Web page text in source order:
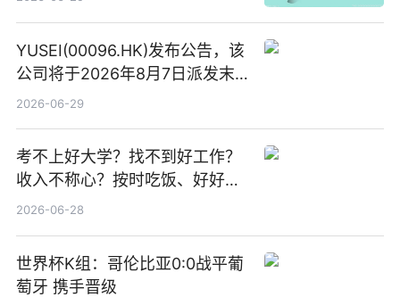
YUSEI(00096.HK)发布公告，该
公司将于2026年8月7日派发末
期股息每股人民币0.013元 每日
2026-06-29
考不上好大学？找不到好工作？
收入不称心？按时吃饭、好好睡
觉
2026-06-28
世界杯K组：哥伦比亚0:0战平葡
萄牙 携手晋级